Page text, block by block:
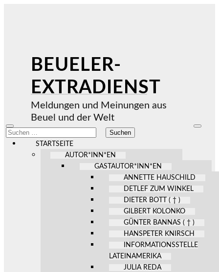
BEUELER-
EXTRADIENST
Meldungen und Meinungen aus
Beuel und der Welt
Mobile-
Menü
ein-/ausblenden
Suchen
nach:
STARTSEITE
AUTOR*INN*EN
GASTAUTOR*INN*EN
ANNETTE HAUSCHILD
DETLEF ZUM WINKEL
DIETER BOTT ( † )
GILBERT KOLONKO
GÜNTER BANNAS ( † )
HANSPETER KNIRSCH
INFORMATIONSSTELLE
LATEINAMERIKA
JULIA REDA